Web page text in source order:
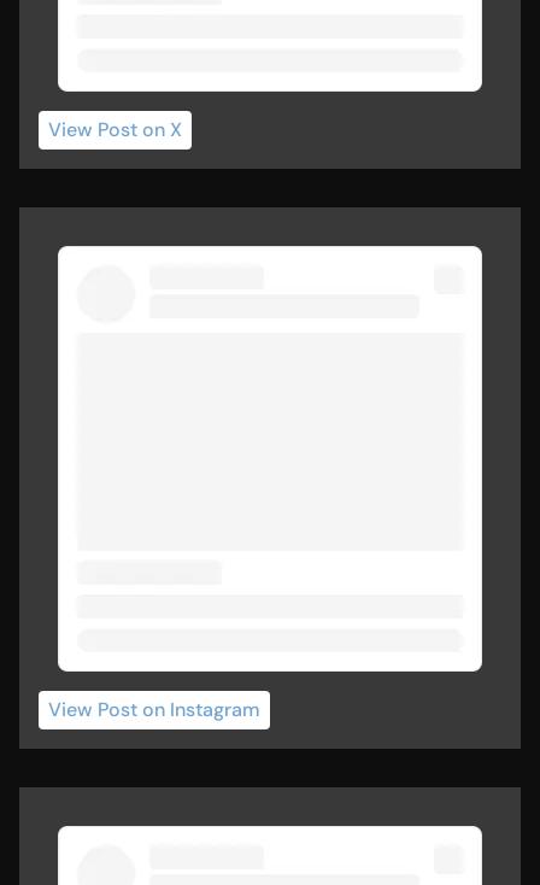
View Post on X
View Post on Instagram